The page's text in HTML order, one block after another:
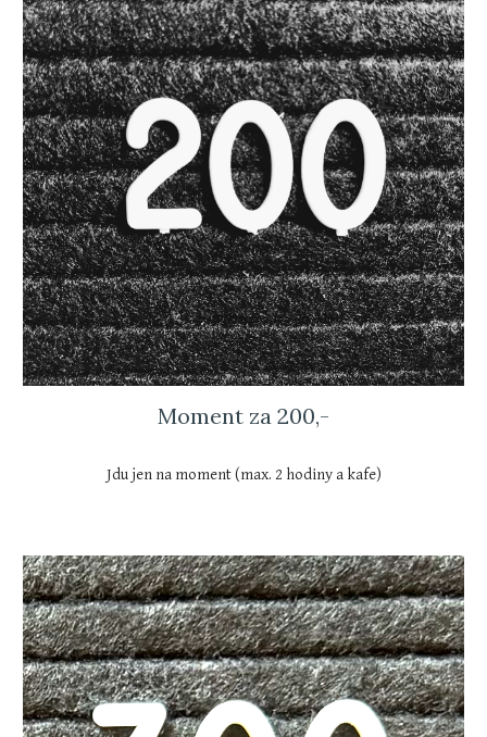
Moment za 200,-
Jdu jen na moment (max. 2 hodiny a kafe)